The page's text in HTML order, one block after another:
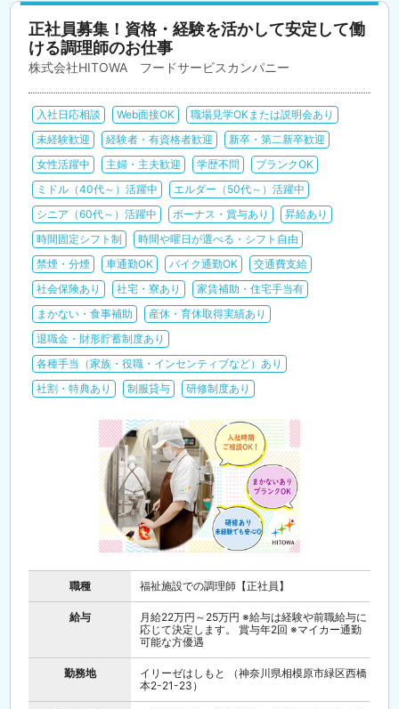
正社員募集！資格・経験を活かして安定して働
ける調理師のお仕事
株式会社HITOWA フードサービスカンパニー
入社日応相談 Web面接OK
職場見学OKまたは説明会あり
未経験歓迎
経験者・有資格者歓迎
新卒・第二新卒歓迎
女性活躍中
主婦・主夫歓迎 学歴不問
ブランクOK
ミドル（40代～）活躍中
エルダー（50代～）活躍中
シニア（60代～）活躍中
ボーナス・賞与あり
昇給あり
時間固定シフト制
時間や曜日が選べる・シフト自由
禁煙・分煙
車通勤OK バイク通勤OK
交通費支給
社会保険あり
社宅・寮あり
家賃補助・住宅手当有
まかない・食事補助
産休・育休取得実績あり
退職金・財形貯蓄制度あり
各種手当（家族・役職・インセンティブなど）あり
社割・特典あり
制服貸与 研修制度あり
職種 福祉施設での調理師【正社員】
給与
月給22万円～25万円 ※給与は経験や前職給与に
応じて決定します。 賞与年2回 ※マイカー通勤
可能な方優遇
勤務地
イリーゼはしもと （神奈川県相模原市緑区西橋
本2-21-23）